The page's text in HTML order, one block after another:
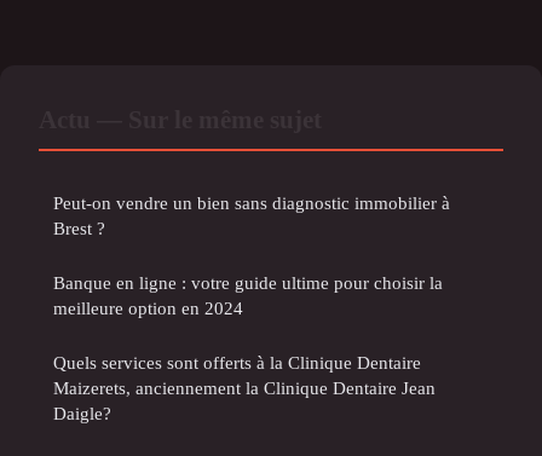
Peut-on vendre un bien sans diagnostic immobilier à
Brest ?
Banque en ligne : votre guide ultime pour choisir la
meilleure option en 2024
Quels services sont offerts à la Clinique Dentaire
Maizerets, anciennement la Clinique Dentaire Jean
Daigle?